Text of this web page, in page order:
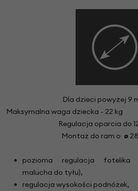
Dla dzieci powyżej 9
Maksymalna waga dziecka - 22 kg
Regulacja oparcia do
Montaż do ram o ø
pozioma regulacja fotelika
malucha do tyłu),
regulacja wysokości podnóżek,